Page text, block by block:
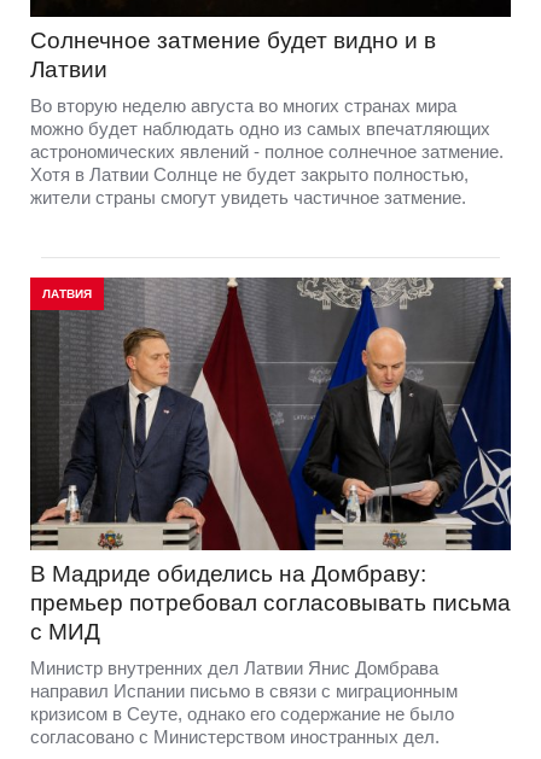
Солнечное затмение будет видно и в
Латвии
Во вторую неделю августа во многих странах мира
можно будет наблюдать одно из самых впечатляющих
астрономических явлений - полное солнечное затмение.
Хотя в Латвии Солнце не будет закрыто полностью,
жители страны смогут увидеть частичное затмение.
ЛАТВИЯ
В Мадриде обиделись на Домбраву:
премьер потребовал согласовывать письма
с МИД
Министр внутренних дел Латвии Янис Домбрава
направил Испании письмо в связи с миграционным
кризисом в Сеуте, однако его содержание не было
согласовано с Министерством иностранных дел.